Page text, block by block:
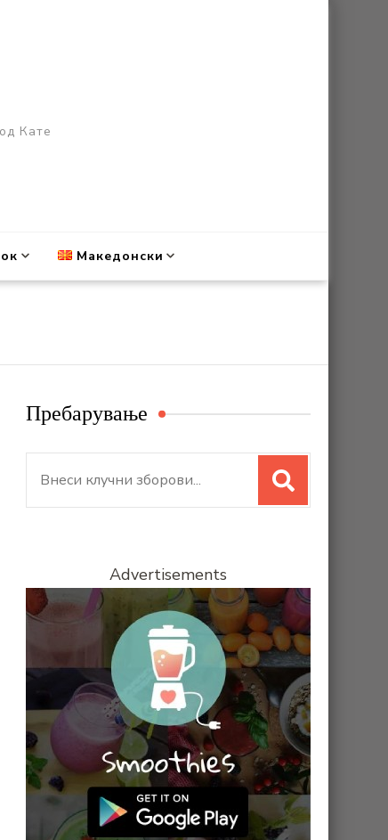
Кате
Македонски
Пребарување
Advertisements